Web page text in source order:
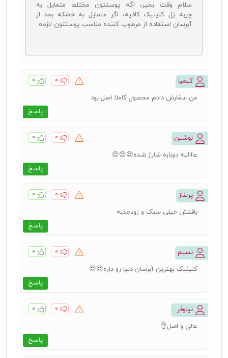
سلام وقت بخیر، اگه پوستتون مختلط متمایل به
چربه ژل کلینیک کافیه، اگر متمایل به خشکه بعد از
آبرسان استفاده از مرطوب کننده مناسب پوستتون لازمه.
کیمیا ۰ ۰
پاسخ
من سفارش دادم محصول کاملا اصل بود
نوشین ۰ ۰
پاسخ
عااالیه دوباره شارژ شده😍😍😍
پریناز ۰ ۰
پاسخ
بافتش خیلی سبک و زودجذبه
نسیم ۰ ۰
پاسخ
کلینیک بهترین آبرسان دنیا رو داره😍😍
نیلوفر . ۰ ۰
پاسخ
عالی و اصل👌